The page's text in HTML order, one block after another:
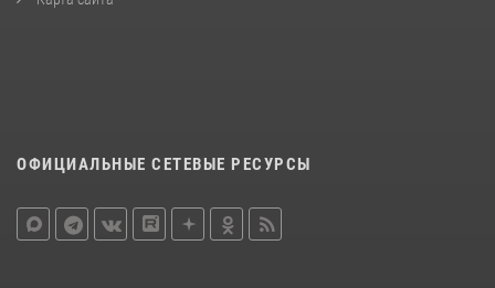
ОФИЦИАЛЬНЫЕ СЕТЕВЫЕ РЕСУРСЫ